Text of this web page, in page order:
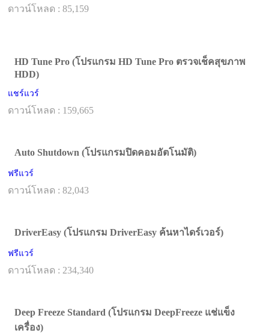
ดาวน์โหลด : 85,159
HD Tune Pro (โปรแกรม HD Tune Pro ตรวจเช็คสุขภาพ
HDD)
แชร์แวร์
ดาวน์โหลด : 159,665
Auto Shutdown (โปรแกรมปิดคอมอัตโนมัติ)
ฟรีแวร์
ดาวน์โหลด : 82,043
DriverEasy (โปรแกรม DriverEasy ค้นหาไดร์เวอร์)
ฟรีแวร์
ดาวน์โหลด : 234,340
Deep Freeze Standard (โปรแกรม DeepFreeze แช่แข็ง
เครื่อง)